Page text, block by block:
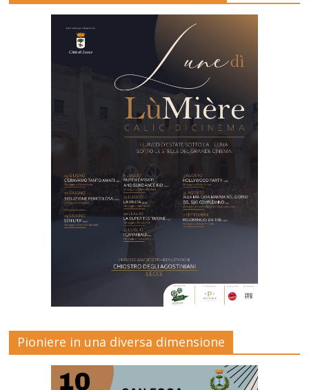
Pioniere in una diversa dimensione